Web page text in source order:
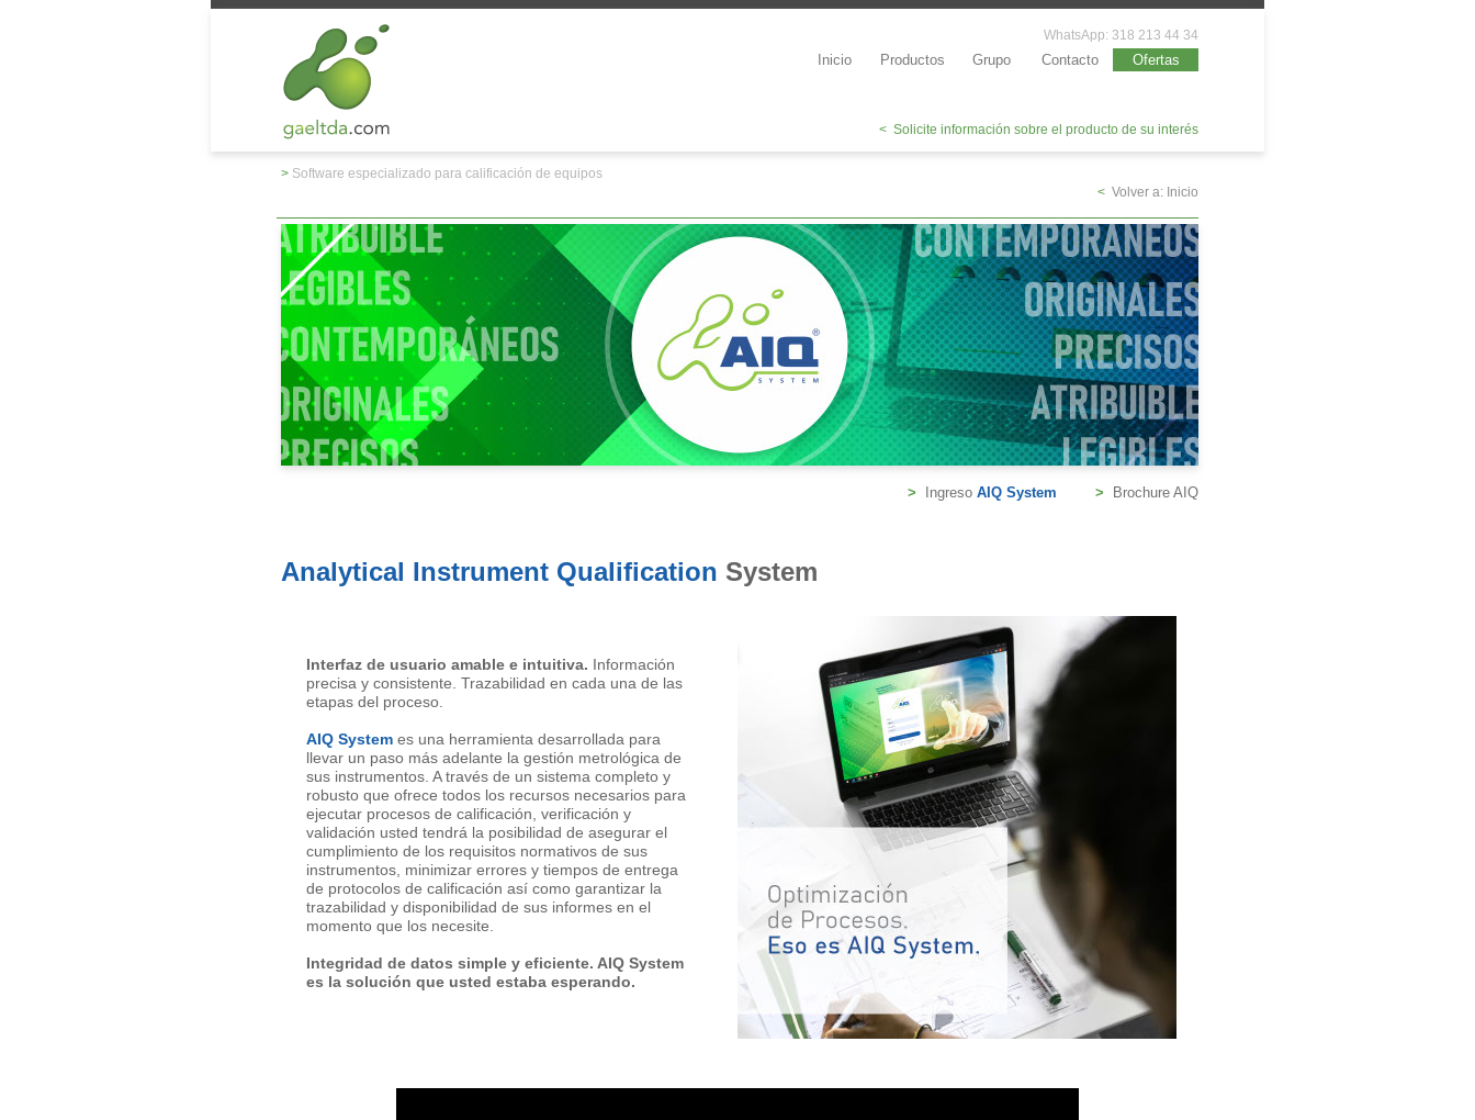
> Software especializado para calificación de equipos
< Volver a: Inicio
> IngresoAIQ System > Brochure AIQ
Analytical Instrument Qualification System
Interfaz de usuario amable e intuitiva. Información
precisa y consistente. Trazabilidad en cada una de las
etapas del proceso.
AIQ System es una herramienta desarrollada para
llevar un paso más adelante la gestión metrológica de
sus instrumentos. A través de un sistema completo y
robusto que ofrece todos los recursos necesarios para
ejecutar procesos de calificación, verificación y
validación usted tendrá la posibilidad de asegurar el
cumplimiento de los requisitos normativos de sus
instrumentos, minimizar errores y tiempos de entrega
de protocolos de calificación así como garantizar la
trazabilidad y disponibilidad de sus informes en el
momento que los necesite.
Integridad de datos simple y eficiente. AIQ System
es la solución que usted estaba esperando.
Inicio Productos Grupo Contacto
< Solicite información sobre el producto de su interés
WhatsApp: 318 213 44 34
Ofertas